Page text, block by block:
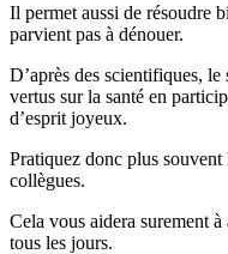
Il permet aussi de résoudre
parvient pas à dénouer.
D’après des scientifiques,
vertus sur la santé en
d’esprit joyeux.
Pratiquez donc plus
collègues.
Cela vous aidera surement
tous les jours.